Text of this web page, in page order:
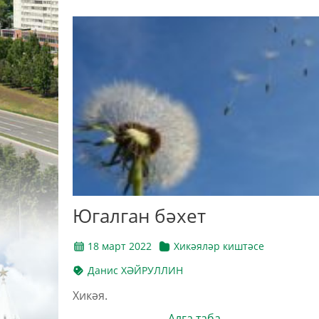
Югалган бәхет
18 март 2022
Хикәяләр киштәсе
Данис ХӘЙРУЛЛИН
Хикәя.